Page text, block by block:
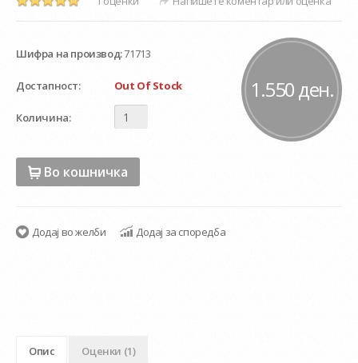
1.550 ден.
Шифра на производ:71713
Достапност: Out Of Stock
Количина:
Во кошничка
Додај во желби Додај за споредба
Опис Оценки (1)